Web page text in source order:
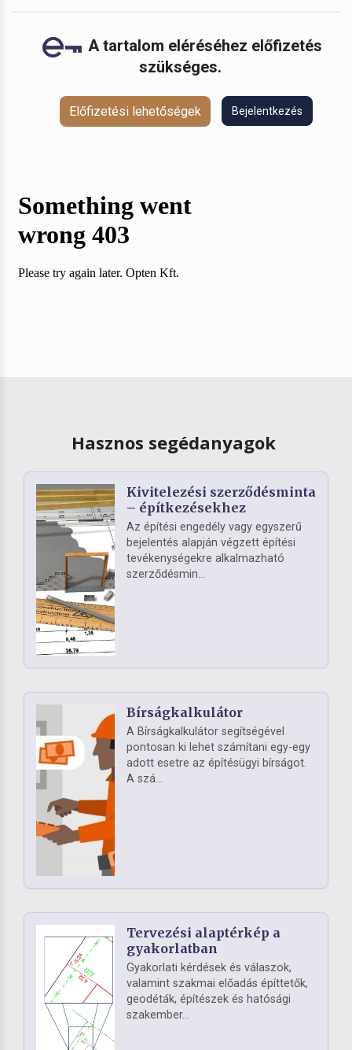
A tartalom eléréséhez előfizetés
szükséges.
Előfizetési lehetőségek Bejelentkezés
Hasznos segédanyagok
Kivitelezési szerződésminta
– építkezésekhez
Az építési engedély vagy egyszerű
bejelentés alapján végzett építési
tevékenységekre alkalmazható
szerződésmin...
Bírságkalkulátor
A Bírságkalkulátor segítségével
pontosan ki lehet számítani egy-egy
adott esetre az építésügyi bírságot.
A szá...
Tervezési alaptérkép a
gyakorlatban
Gyakorlati kérdések és válaszok,
valamint szakmai előadás építtetők,
geodéták, építészek és hatósági
szakember...